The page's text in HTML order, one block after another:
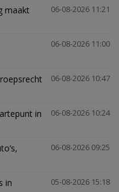
06-08-2026 11:21
maakt
06-08-2026 11:00
06-08-2026 10:47
06-08-2026 10:24
in
06-08-2026 09:25
05-08-2026 15:18
in